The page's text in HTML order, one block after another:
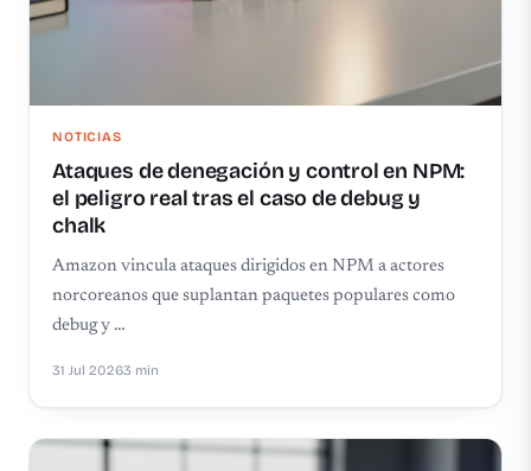
NOTICIAS
Ataques de denegación y control en NPM:
el peligro real tras el caso de debug y
chalk
Amazon vincula ataques dirigidos en NPM a actores
norcoreanos que suplantan paquetes populares como
debug y …
31 Jul 20263 min